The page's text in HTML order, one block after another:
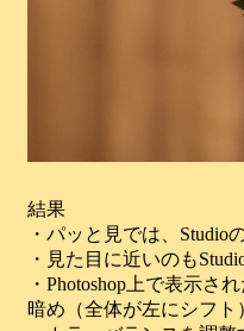
結果
・パッと見では、
・見た目に近いのも
・Photoshop上で表示さ
暗め（全体が左にシフト